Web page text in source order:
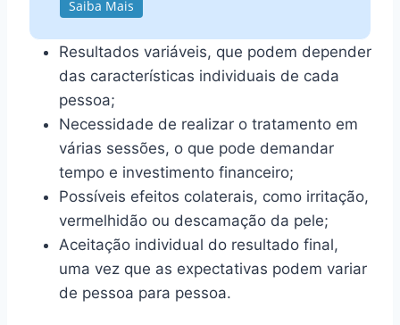
Saiba Mais
Resultados variáveis, que podem depender
das características individuais de cada
pessoa;
Necessidade de realizar o tratamento em
várias sessões, o que pode demandar
tempo e investimento financeiro;
Possíveis efeitos colaterais, como irritação,
vermelhidão ou descamação da pele;
Aceitação individual do resultado final,
uma vez que as expectativas podem variar
de pessoa para pessoa.